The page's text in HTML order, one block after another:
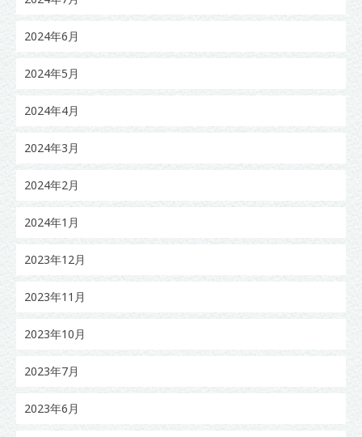
2024年6月
2024年5月
2024年4月
2024年3月
2024年2月
2024年1月
2023年12月
2023年11月
2023年10月
2023年7月
2023年6月